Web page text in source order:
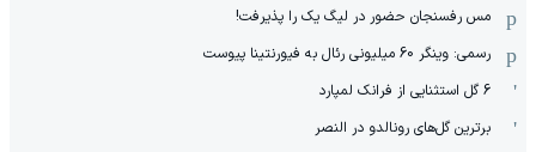
مس رفسنجان حضور در لیگ یک را پذیرفت!
رسمی: وینگر 60 میلیونی رئال به فیورنتینا پیوست
6 گل استثنایی از فرانک لمپارد
برترین گل‌های رونالدو در النصر